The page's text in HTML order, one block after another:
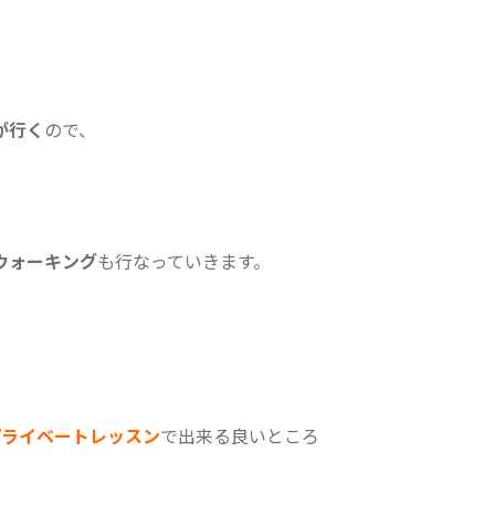
く ので、
ォーキングも行なっていきます。
イベートレッスンで出来る良いところ